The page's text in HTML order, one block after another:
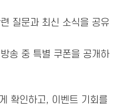
질문과 최신 소식을 공유
송 중 특별 쿠폰을 공개하
확인하고, 이벤트 기회를